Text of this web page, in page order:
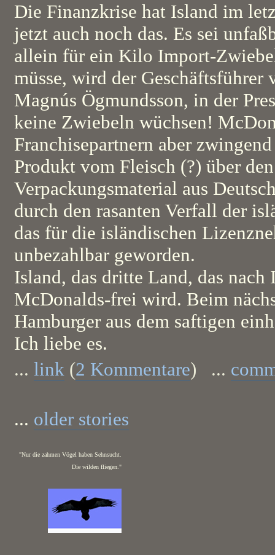
Die Finanzkrise hat Island im
jetzt auch noch das. Es sei
allein für ein Kilo Import-
müsse, wird der
Magnús Ögmundsson, in der
keine Zwiebeln wüchsen!
Franchisepartnern aber
Produkt vom Fleisch (?) über
Verpackungsmaterial aus
durch den rasanten Verfall der
das für die isländischen
unbezahlbar geworden.
Island, das dritte Land, das
McDonalds-frei wird. Beim
Hamburger aus dem saftigen
Ich liebe es.
... link (2 Kommentare) ...
... older stories
"Nur die zahmen Vögel haben Sehnsucht.
Die wilden fliegen."